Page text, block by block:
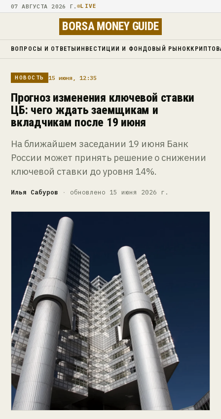
07 АВГУСТА 2026 Г. LIVE
BORSA MONEY GUIDE
ВОПРОСЫ И ОТВЕТЫ ИНВЕСТИЦИИ И ФОНДОВЫЙ РЫНОК
НОВОСТЬ 15 июня, 12:35
Прогноз изменения ключевой ставки
ЦБ: чего ждать заемщикам и
вкладчикам после 19 июня
На ближайшем заседании 19 июня Банк
России может принять решение о снижении
ключевой ставки до уровня 14%.
Илья Сабуров · обновлено 15 июня 2026 г.